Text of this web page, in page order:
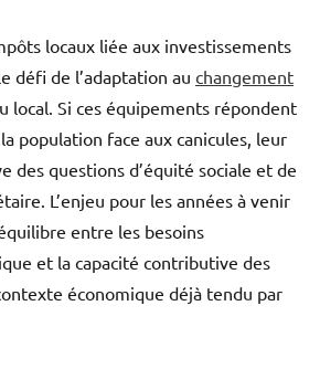
locaux liée aux investissements
défi de l’adaptation au changement
local. Si ces équipements répondent
population face aux canicules, leur
des questions d’équité sociale et de
L’enjeu pour les années à venir
entre les besoins
et la capacité contributive des
économique déjà tendu par